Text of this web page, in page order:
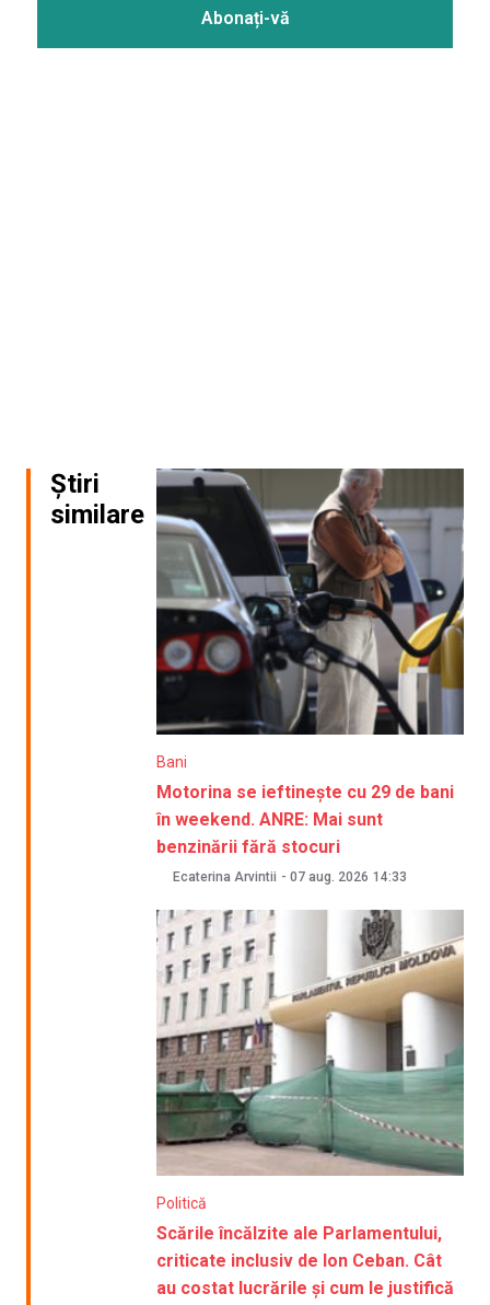
Știri
similare
Bani
Motorina se ieftinește cu 29 de bani
în weekend. ANRE: Mai sunt
benzinării fără stocuri
Ecaterina Arvintii - 07 aug. 2026 14:33
Politică
Scările încălzite ale Parlamentului,
criticate inclusiv de Ion Ceban. Cât
au costat lucrările și cum le justifică